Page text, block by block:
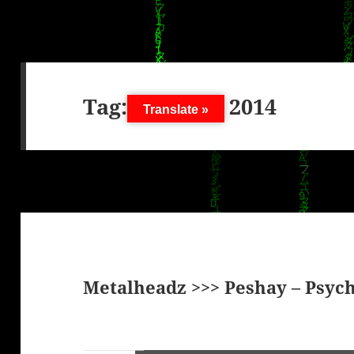
Tag: 14. März 2014
Metalheadz >>> Peshay –
Translate »